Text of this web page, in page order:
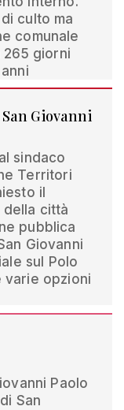
culto ma
comunale
giorni
Giovanni
sindaco
Territori
il
città
pubblica
Giovanni
sul Polo
varie opzioni
Paolo
San